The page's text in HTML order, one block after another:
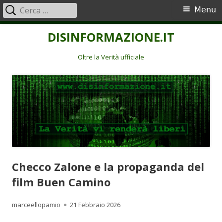
DISINFORMAZIONE.IT
Oltre la Verità ufficiale
Menu
principale
Menu
Ricerca
per:
Checco Zalone e la propaganda del
film Buen Camino
Autore
marceellopamio Pubblicato
21 Febbraio 2026